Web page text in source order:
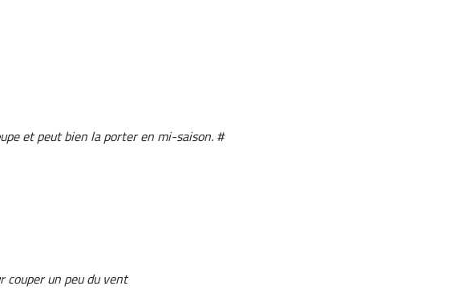
et peut bien la porter en mi-saison. #
un peu du vent